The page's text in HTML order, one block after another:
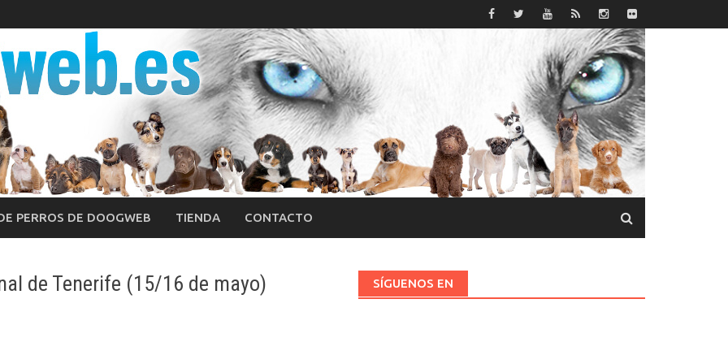
PERROS DE DOOGWEB TIENDA CONTACTO
de Tenerife (15/16 de mayo) SÍGUENOS EN